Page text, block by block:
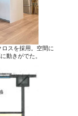
スを採用。空間に
動きがでた。